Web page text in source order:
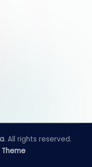
. All rights reserved.
Theme